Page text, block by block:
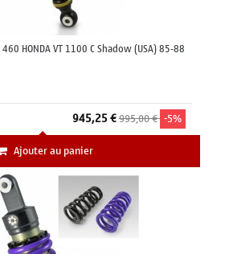
460 HONDA VT 1100 C Shadow (USA) 85-88
945,25 €995,00 € -5%
Ajouter au panier